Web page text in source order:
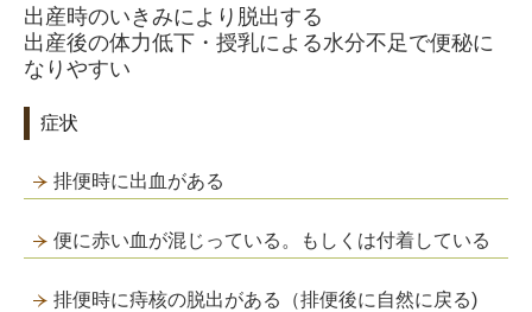
出産時のいきみにより脱出する
出産後の体力低下・授乳による水分不足で便秘に
なりやすい
症状
排便時に出血がある
便に赤い血が混じっている。もしくは付着している
排便時に痔核の脱出がある（排便後に自然に戻る)